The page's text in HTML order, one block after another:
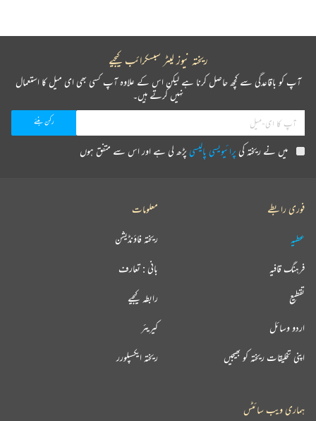
ریختہ نیوز لیٹر سبسکرائب کیجیے
آپ کو باقاعدگی سے کچھ حاصل کرنا ہے لیکن اس کے علاوہ آپ کسی بھی ای میل کا استعمال
نہیں کرتے ہیں۔
میں نے ریختہ کیپرائیویسی پالیسیپڑھ لی ہے اور اس سے متفق ہوں
فوری رابطے
عطیہ
فرہنگ قافیہ
تقطیع
اردو وسائل
اپنی تخلیقات ریختہ کو بھیجیں
معلومات
ریختہ فاؤنڈیشن
بانی : تعارف
رابطہ کیجیے
کیریئر
ریختہ ایکسپلورر
ہماری ویب سائٹس